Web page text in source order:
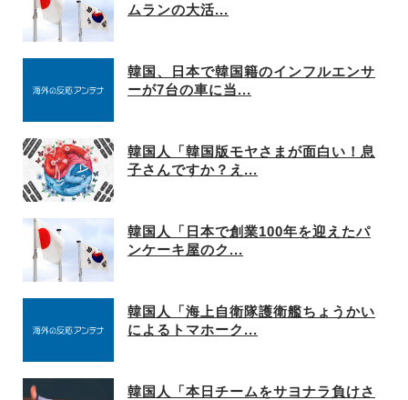
ムランの大活...
韓国、日本で韓国籍のインフルエンサ
ーが7台の車に当...
韓国人「韓国版モヤさまが面白い！息
子さんですか？え...
韓国人「日本で創業100年を迎えたパ
ンケーキ屋のク...
韓国人「海上自衛隊護衛艦ちょうかい
によるトマホーク...
韓国人「本日チームをサヨナラ負けさ